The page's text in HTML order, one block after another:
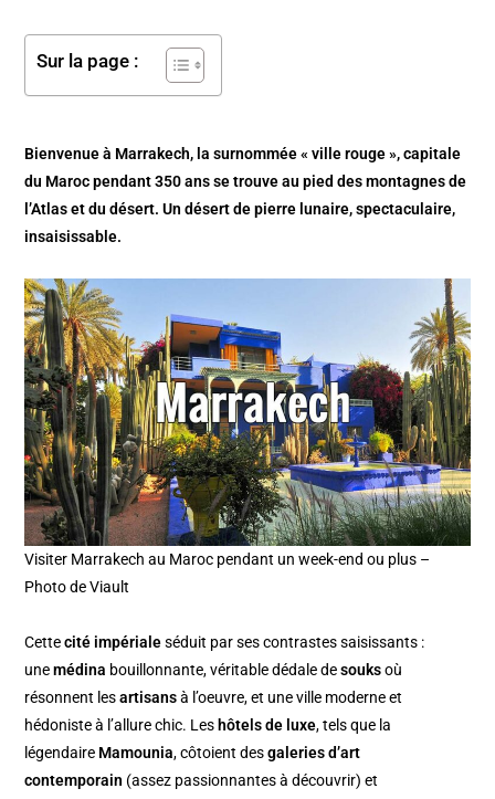
Sur la page :
Bienvenue à Marrakech, la surnommée « ville rouge », capitale
du Maroc pendant 350 ans se trouve au pied des montagnes de
l’Atlas et du désert. Un désert de pierre lunaire, spectaculaire,
insaisissable.
Visiter Marrakech au Maroc pendant un week-end ou plus –
Photo de Viault
Cettecité impérialeséduit par ses contrastes saisissants :
unemédina bouillonnante, véritable dédale desouksoù
résonnent lesartisansà l’oeuvre, et une ville moderne et
hédoniste à l’allure chic. Les hôtels de luxe, tels que la
légendaire Mamounia, côtoient desgaleries d’art
contemporain (assez passionnantes à découvrir) et